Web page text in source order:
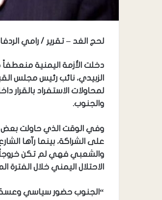
لحج الغد – تقرير / رامي
دخلت الأزمة اليمنية منعطفاً
الزبيدي، نائب رئيس مجلس
لمحاولات الاستفراد بالقرار
والجنوب.
وفي الوقت الذي حاولت بعض
على الشراكة، بينما رآها
والشعبي فهي لم تكن خروجاً
الاحتلال اليمني خلال الفترة
“الجنوب حضور سياسي